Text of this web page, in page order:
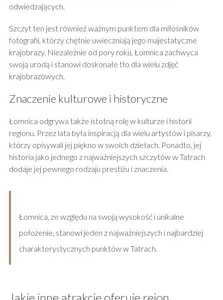
odwiedzających.
Szczyt ten jest również ważnym punktem dla miłośników
fotografii, którzy chętnie uwieczniają jego majestatyczne
krajobrazy. Niezależnie od pory roku, Łomnica zachwyca
swoją urodą i stanowi doskonałe tło dla wielu zdjęć
krajobrazowych.
Znaczenie kulturowe i historyczne
Łomnica odgrywa także istotną rolę w kulturze i historii
regionu. Przez lata była inspiracją dla wielu artystów i pisarzy,
którzy opisywali jej piękno w swoich dziełach. Ponadto, jej
historia jako jednego z najważniejszych szczytów w Tatrach
dodaje jej pewnego rodzaju prestiżu i znaczenia.
Łomnica, ze względu na swoją wysokość i unikalne
położenie, stanowi jeden z najważniejszych i najbardziej
charakterystycznych punktów w Tatrach.